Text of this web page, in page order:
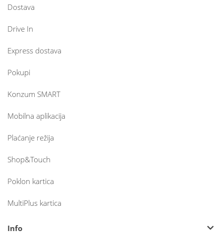
Dostava
Drive In
Express dostava
Pokupi
Konzum SMART
Mobilna aplikacija
Plaćanje režija
Shop&Touch
Poklon kartica
MultiPlus kartica
Info